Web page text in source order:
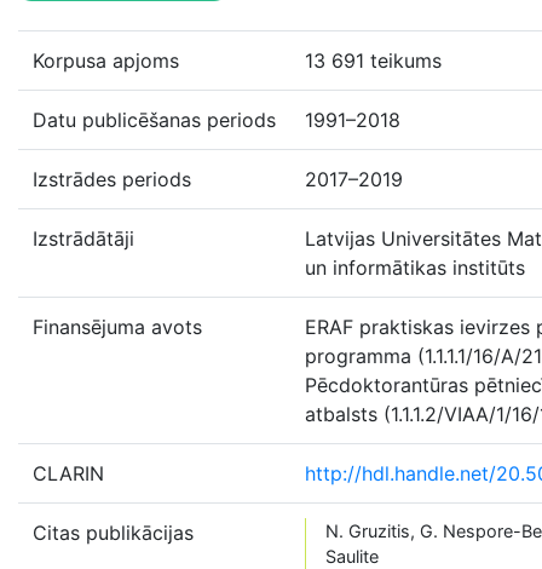
Korpusa apjoms 13 691 teikums
Datu publicēšanas periods 1991–2018
Izstrādes periods 2017–2019
Izstrādātāji
Latvijas Universitātes
un informātikas institūts
Finansējuma avots
ERAF praktiskas ievirzes
programma (1.1.1.1/16/A/
Pēcdoktorantūras
atbalsts (1.1.1.2/VIAA/1/
CLARIN http://hdl.handle.net/
Citas publikācijas
N. Gruzitis, G. Nespore-
Saulite